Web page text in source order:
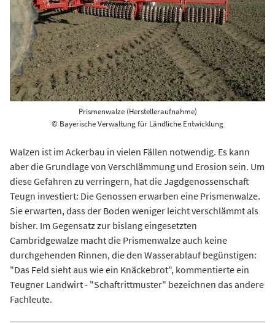
Prismenwalze (Herstelleraufnahme)
© Bayerische Verwaltung für Ländliche Entwicklung
Walzen ist im Ackerbau in vielen Fällen notwendig. Es kann
aber die Grundlage von Verschlämmung und Erosion sein. Um
diese Gefahren zu verringern, hat die Jagdgenossenschaft
Teugn investiert: Die Genossen erwarben eine Prismenwalze.
Sie erwarten, dass der Boden weniger leicht verschlämmt als
bisher. Im Gegensatz zur bislang eingesetzten
Cambridgewalze macht die Prismenwalze auch keine
durchgehenden Rinnen, die den Wasserablauf begünstigen:
"Das Feld sieht aus wie ein Knäckebrot", kommentierte ein
Teugner Landwirt - "Schaftrittmuster" bezeichnen das andere
Fachleute.